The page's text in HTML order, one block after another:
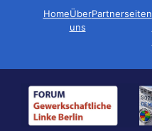
HomeÜber
uns
Partnerseiten